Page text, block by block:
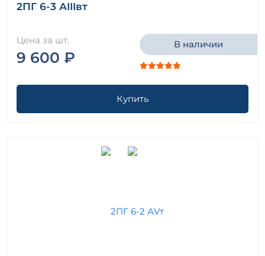
2ПГ 6-3 АIIIвт
Цена за шт.
9 600 ₽
В наличии
Купить